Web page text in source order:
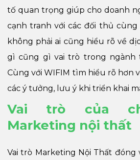
tố quan trọng giúp cho doanh
cạnh tranh với các đối thủ cùng
không phải ai cũng hiểu rõ về
gì cũng gì vai trò trong ngành
Cùng với WIFIM tìm hiểu rõ hơn
các ý tưởng, lưu ý khi triển khai
Vai trò của
Marketing nội thất
Vai trò Marketing Nội Thất